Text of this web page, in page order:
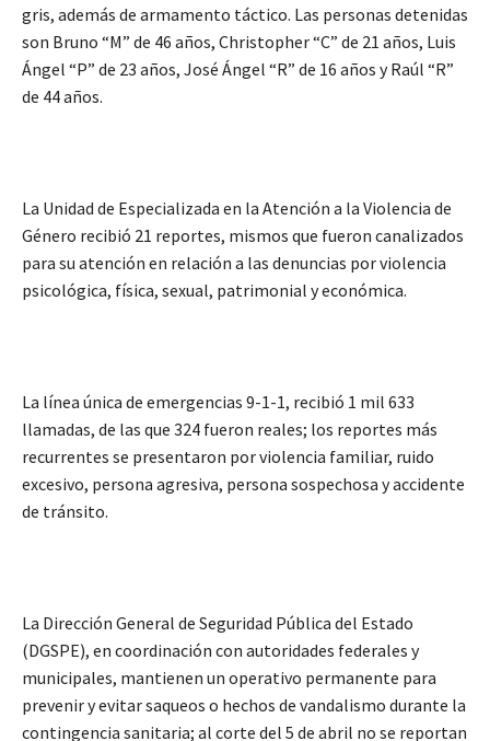
gris, además de armamento táctico. Las personas detenidas
son Bruno “M” de 46 años, Christopher “C” de 21 años, Luis
Ángel “P” de 23 años, José Ángel “R” de 16 años y Raúl “R”
de 44 años.
La Unidad de Especializada en la Atención a la Violencia de
Género recibió 21 reportes, mismos que fueron canalizados
para su atención en relación a las denuncias por violencia
psicológica, física, sexual, patrimonial y económica.
La línea única de emergencias 9-1-1, recibió 1 mil 633
llamadas, de las que 324 fueron reales; los reportes más
recurrentes se presentaron por violencia familiar, ruido
excesivo, persona agresiva, persona sospechosa y accidente
de tránsito.
La Dirección General de Seguridad Pública del Estado
(DGSPE), en coordinación con autoridades federales y
municipales, mantienen un operativo permanente para
prevenir y evitar saqueos o hechos de vandalismo durante la
contingencia sanitaria; al corte del 5 de abril no se reportan